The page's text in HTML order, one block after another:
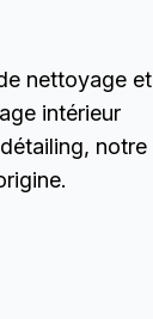
nettoyage et
intérieur
notre